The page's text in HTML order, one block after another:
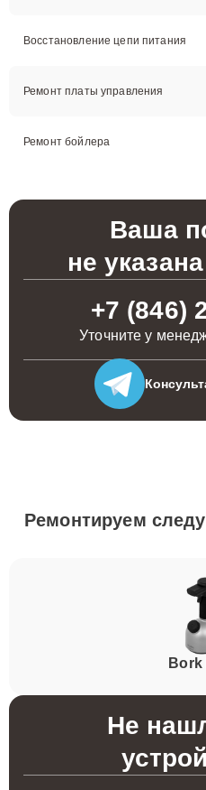
Восстановление цепи питания
Ремонт платы управления
Ремонт бойлера
Ваша
не
+7 (846)
Уточните у
Ремонтируем
Bork
Не